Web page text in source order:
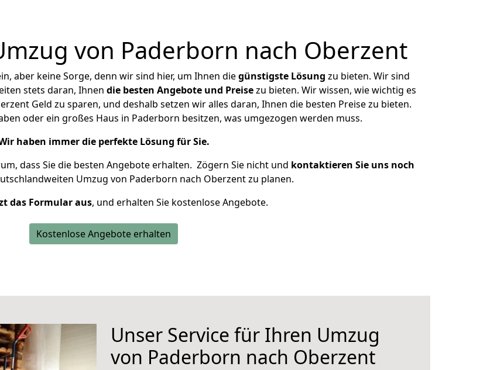
von Paderborn nach Oberzent
aber keine Sorge, denn wir sind hier, um Ihnen diegünstigste Lösung zu bieten. Wir sind
stets daran, Ihnen die besten Angebote und Preisezu bieten. Wir wissen, wie wichtig es
Geld zu sparen, und deshalb setzen wir alles daran, Ihnen die besten Preise zu bieten.
oder ein großes Haus in Paderborn besitzen, was umgezogen werden muss.
haben immer die perfekte Lösung für Sie.
dass Sie die besten Angebote erhalten. Zögern Sie nicht und kontaktieren Sie uns noch
Umzug von Paderborn nach Oberzent zu planen.
das Formular aus, und erhalten Sie kostenlose Angebote.
Kostenlose Angebote erhalten
Unser Service für Ihren Umzug
von Paderborn nach Oberzent